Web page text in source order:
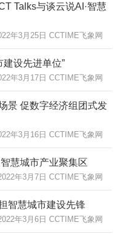
Talks与谈云说AI·智慧
年3月25日 CCTIME飞象网
设先进单位”
年3月17日 CCTIME飞象网
景 促数字经济组团式发
年3月16日 CCTIME飞象网
慧城市产业聚集区
年3月7日 CCTIME飞象网
智慧城市建设先锋
年3月6日 CCTIME飞象网